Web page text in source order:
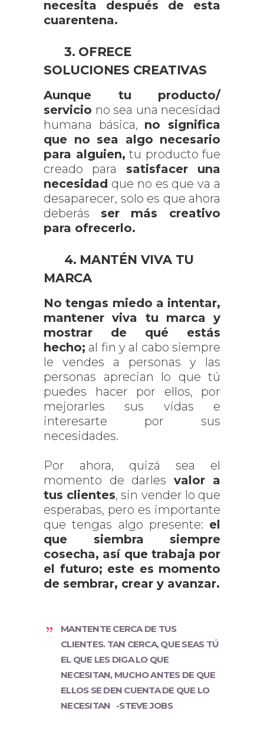
necesita después de esta
cuarentena.
3. OFRECE
SOLUCIONES CREATIVAS
Aunque tu producto/
servicio no sea una necesidad
humana básica, no significa
que no sea algo necesario
para alguien, tu producto fue
creado para satisfacer una
necesidad que no es que va a
desaparecer, solo es que ahora
deberás ser más creativo
para ofrecerlo.
4. MANTÉN VIVA TU
MARCA
No tengas miedo a intentar,
mantener viva tu marca y
mostrar de qué estás
hecho; al fin y al cabo siempre
le vendes a personas y las
personas aprecian lo que tú
puedes hacer por ellos, por
mejorarles sus vidas e
interesarte por sus
necesidades.
Por ahora, quizá sea el
momento de darles valor a
tus clientes, sin vender lo que
esperabas, pero es importante
que tengas algo presente: el
que siembra siempre
cosecha, así que trabaja por
el futuro; este es momento
de sembrar, crear y avanzar.
MANTENTE CERCA DE TUS
CLIENTES. TAN CERCA, QUE SEAS TÚ
EL QUE LES DIGA LO QUE
NECESITAN, MUCHO ANTES DE QUE
ELLOS SE DEN CUENTA DE QUE LO
NECESITAN -STEVE JOBS